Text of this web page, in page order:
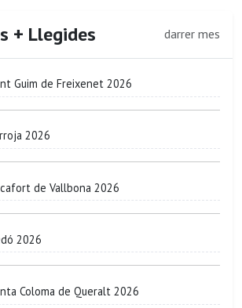
+ Llegides darrer mes
Guim de Freixenet 2026
2026
de Vallbona 2026
2026
Coloma de Queralt 2026